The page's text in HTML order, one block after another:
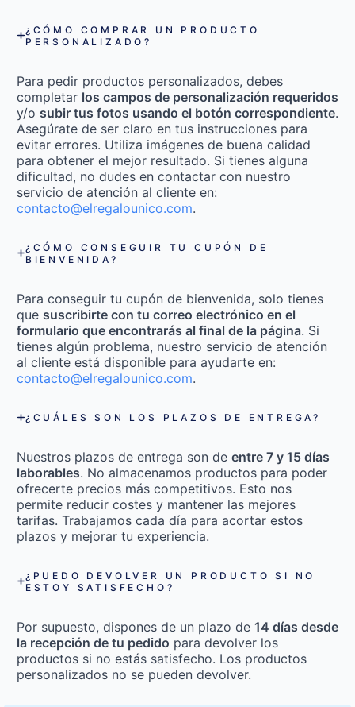
¿CÓMO COMPRAR UN PRODUCTO
PERSONALIZADO?
Para pedir productos personalizados, debes
completar los campos de personalización requeridos
y/o subir tus fotos usando el botón correspondiente.
Asegúrate de ser claro en tus instrucciones para
evitar errores. Utiliza imágenes de buena calidad
para obtener el mejor resultado. Si tienes alguna
dificultad, no dudes en contactar con nuestro
servicio de atención al cliente en:
contacto@elregalounico.com.
¿CÓMO CONSEGUIR TU CUPÓN DE
BIENVENIDA?
Para conseguir tu cupón de bienvenida, solo tienes
que suscribirte con tu correo electrónico en el
formulario que encontrarás al final de la página. Si
tienes algún problema, nuestro servicio de atención
al cliente está disponible para ayudarte en:
contacto@elregalounico.com.
¿CUÁLES SON LOS PLAZOS DE ENTREGA?
Nuestros plazos de entrega son de entre 7 y 15 días
laborables. No almacenamos productos para poder
ofrecerte precios más competitivos. Esto nos
permite reducir costes y mantener las mejores
tarifas. Trabajamos cada día para acortar estos
plazos y mejorar tu experiencia.
¿PUEDO DEVOLVER UN PRODUCTO SI NO
ESTOY SATISFECHO?
Por supuesto, dispones de un plazo de 14 días desde
la recepción de tu pedido para devolver los
productos si no estás satisfecho. Los productos
personalizados no se pueden devolver.